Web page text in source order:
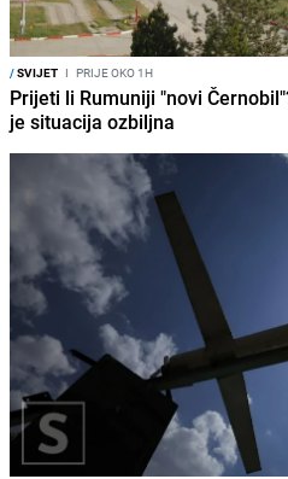
/SVIJET I PRIJE OKO 1H
Prijeti li Rumuniji "novi
je situacija ozbiljna